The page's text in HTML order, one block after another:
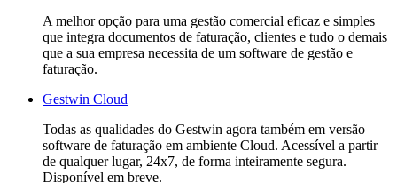
A melhor opção para uma gestão comercial eficaz e simples
que integra documentos de faturação, clientes e tudo o demais
que a sua empresa necessita de um software de gestão e
faturação.
Gestwin Cloud
Todas as qualidades do Gestwin agora também em versão
software de faturação em ambiente Cloud. Acessível a partir
de qualquer lugar, 24x7, de forma inteiramente segura.
Disponível em breve.